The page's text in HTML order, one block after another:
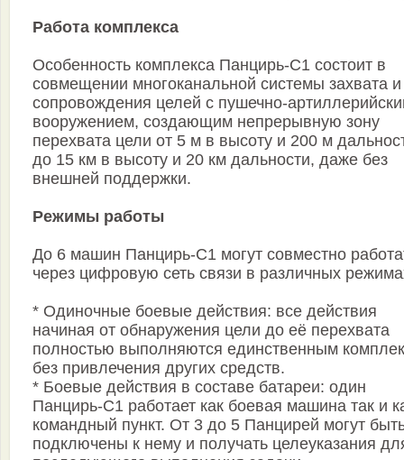
Работа комплекса
Особенность комплекса Панцирь-С1 состоит в
совмещении многоканальной системы захвата и
сопровождения целей с пушечно-
вооружением, создающим непрерывную зону
перехвата цели от 5 м в высоту и 200 м
до 15 км в высоту и 20 км дальности, даже без
внешней поддержки.
Режимы работы
До 6 машин Панцирь-С1 могут совместно
через цифровую сеть связи в различных
* Одиночные боевые действия: все действия
начиная от обнаружения цели до её перехвата
полностью выполняются единственным
без привлечения других средств.
* Боевые действия в составе батареи: один
Панцирь-С1 работает как боевая машина так и
командный пункт. От 3 до 5 Панцирей могут
подключены к нему и получать целеуказания